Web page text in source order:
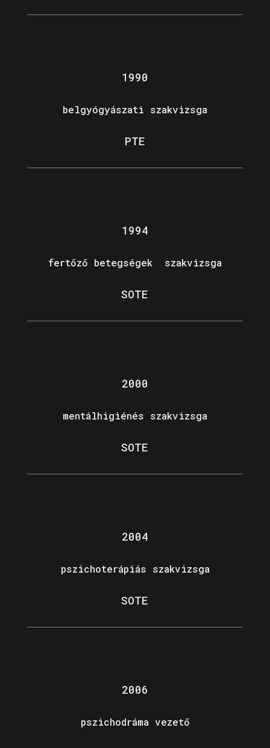
1990
belgyógyászati szakvizsga
PTE
1994
fertőző betegségek szakvizsga
SOTE
2000
mentálhigiénés szakvizsga
SOTE
2004
pszichoterápiás szakvizsga
SOTE
2006
pszichodráma vezető